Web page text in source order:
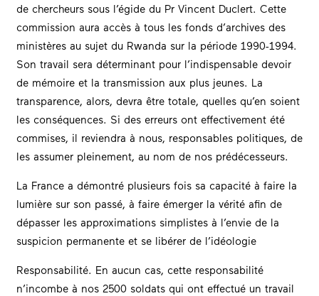
de chercheurs sous l’égide du Pr Vincent Duclert. Cette
commission aura accès à tous les fonds d’archives des
ministères au sujet du Rwanda sur la période 1990-1994.
Son travail sera déterminant pour l’indispensable devoir
de mémoire et la transmission aux plus jeunes. La
transparence, alors, devra être totale, quelles qu’en soient
les conséquences. Si des erreurs ont effectivement été
commises, il reviendra à nous, responsables politiques, de
les assumer pleinement, au nom de nos prédécesseurs.
La France a démontré plusieurs fois sa capacité à faire la
lumière sur son passé, à faire émerger la vérité afin de
dépasser les approximations simplistes à l’envie de la
suspicion permanente et se libérer de l’idéologie
Responsabilité. En aucun cas, cette responsabilité
n’incombe à nos 2500 soldats qui ont effectué un travail